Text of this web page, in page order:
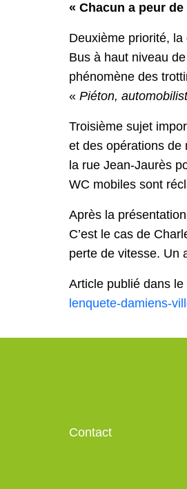
« Chacun a peur de
Deuxième priorité,
Bus à haut niveau
phénomène des
« Piéton,
Troisième sujet
et des opérations de
la rue Jean-Jaurès
WC mobiles sont
Après la
C’est le cas de
perte de vitesse. Un
Article publié dans
lenquete-damiens-
Contact